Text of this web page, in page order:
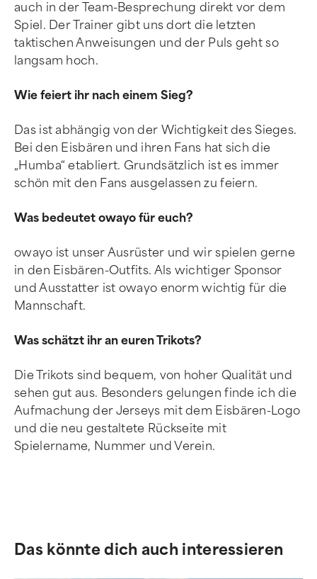
auch in der Team-Besprechung direkt vor dem
Spiel. Der Trainer gibt uns dort die letzten
taktischen Anweisungen und der Puls geht so
langsam hoch.
Wie feiert ihr nach einem Sieg?
Das ist abhängig von der Wichtigkeit des Sieges.
Bei den Eisbären und ihren Fans hat sich die
„Humba“ etabliert. Grundsätzlich ist es immer
schön mit den Fans ausgelassen zu feiern.
Was bedeutet owayo für euch?
owayo ist unser Ausrüster und wir spielen gerne
in den Eisbären-Outfits. Als wichtiger Sponsor
und Ausstatter ist owayo enorm wichtig für die
Mannschaft.
Was schätzt ihr an euren Trikots?
Die Trikots sind bequem, von hoher Qualität und
sehen gut aus. Besonders gelungen finde ich die
Aufmachung der Jerseys mit dem Eisbären-Logo
und die neu gestaltete Rückseite mit
Spielername, Nummer und Verein.
Das könnte dich auch interessieren